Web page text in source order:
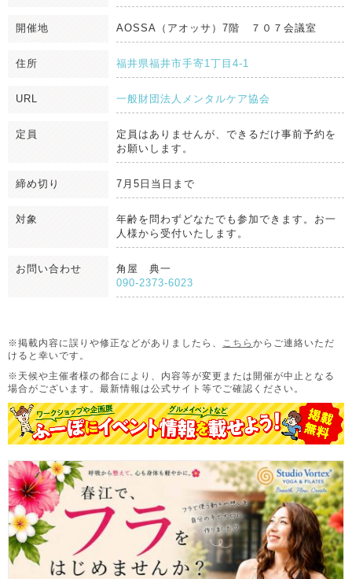
開催地 AOSSA（アオッサ）7階 ７０７会議室
住所 福井県福井市手寄1丁目4-1
URL 一般財団法人メンタルケア協会
定員
定員はありませんが、できるだけ事前予約を
お願いします。
締め切り 7月5日当日まで
対象
年齢を問わずどなたでも参加できます。お一
人様から受付いたします。
お問い合わせ
角屋 典一
090-2373-6023
※掲載内容に誤りや修正などがありましたら、 こちら からご連絡いただ
けると幸いです。
※天候や主催者様の都合により、内容等が変更または開催が中止となる
場合がございます。 最新情報は公式サイト等でご確認ください。